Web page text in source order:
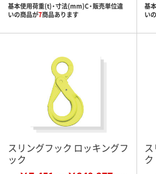
基本使用荷重(t)・寸法(mm)C・販売単位違
いの商品が7商品あります
基
い
スリングフック ロッキングフ
ック
ク